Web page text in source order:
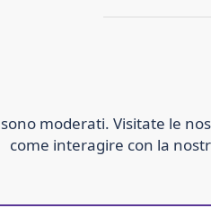
moderati. Visitate le
come interagire con la